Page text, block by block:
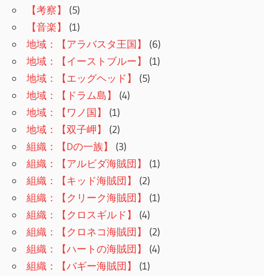
【考察】
(5)
【音楽】
(1)
地域：【アラバスタ王国】
(6)
地域：【イーストブルー】
(1)
地域：【エッグヘッド】
(5)
地域：【ドラム島】
(4)
地域：【ワノ国】
(1)
地域：【双子岬】
(2)
組織：【Dの一族】
(3)
組織：【アルビダ海賊団】
(1)
組織：【キッド海賊団】
(2)
組織：【クリーク海賊団】
(1)
組織：【クロスギルド】
(4)
組織：【クロネコ海賊団】
(2)
組織：【ハートの海賊団】
(4)
組織：【バギー海賊団】
(1)